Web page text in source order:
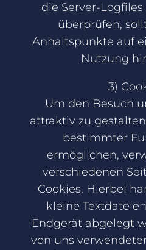
die Server-
überprüfen,
Anhaltspunkte auf
Nutzung
3)
Um den Besuch
attraktiv zu
bestimmter
ermöglichen,
verschiedenen
Cookies. Hierbei
kleine
Endgerät abgelegt
von uns